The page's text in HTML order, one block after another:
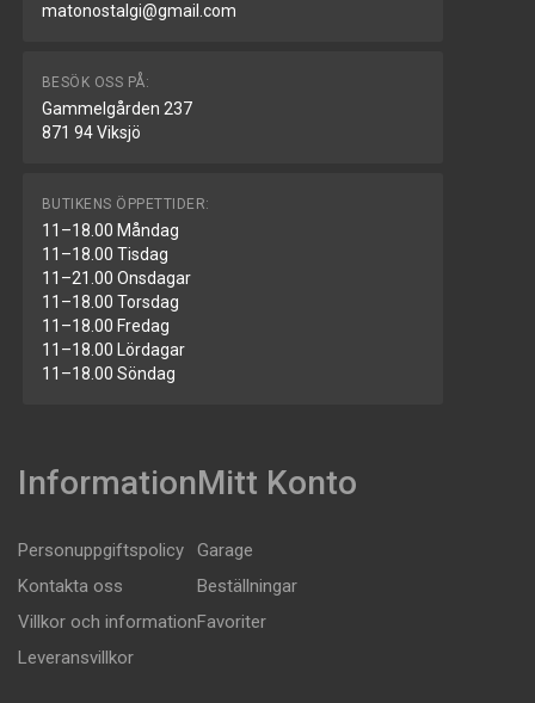
matonostalgi@gmail.com
BESÖK OSS PÅ:
Gammelgården 237
871 94 Viksjö
BUTIKENS ÖPPETTIDER:
11–18.00 Måndag
11–18.00 Tisdag
11–21.00 Onsdagar
11–18.00 Torsdag
11–18.00 Fredag
11–18.00 Lördagar
11–18.00 Söndag
Information
Personuppgiftspolicy
Kontakta oss
Villkor och information
Leveransvillkor
Mitt Konto
Garage
Beställningar
Favoriter